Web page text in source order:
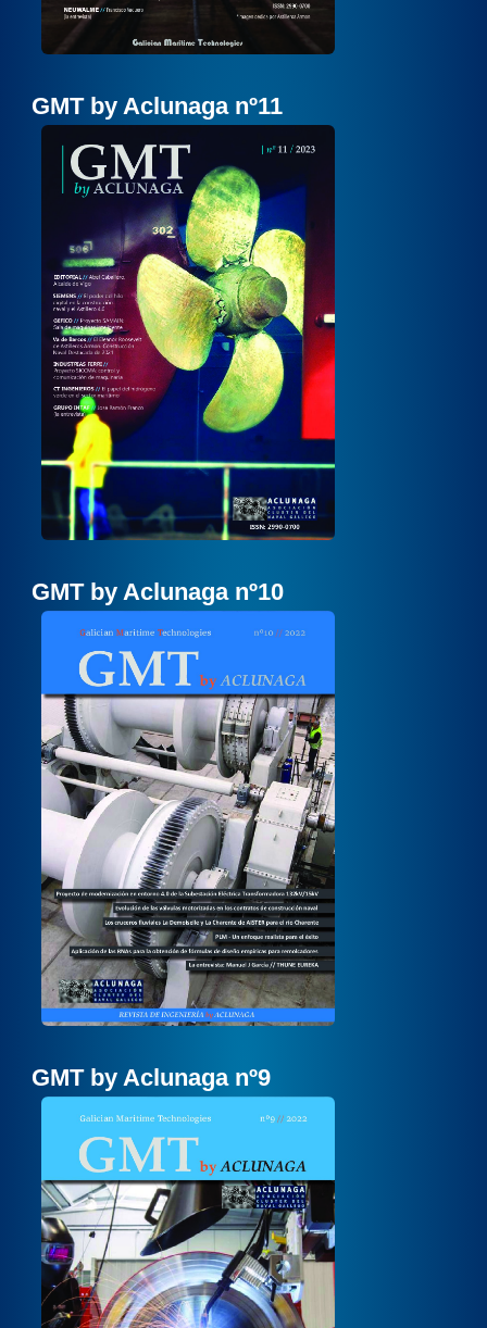
GMT by Aclunaga nº11
GMT by Aclunaga nº10
GMT by Aclunaga nº9